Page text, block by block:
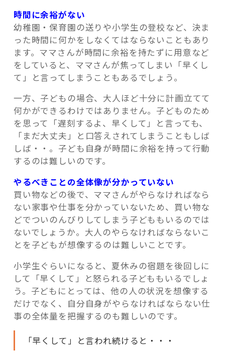
時間に余裕がない
幼稚園・保育園の送りや小学生の登校など、決ま
った時間に何かをしなくてはならないこともあり
ます。ママさんが時間に余裕を持たずに用意など
をしていると、ママさんが焦ってしまい「早くし
て」と言ってしまうこともあるでしょう。
一方、子どもの場合、大人ほど十分に計画立てて
何かができるわけではありません。子どものため
を思って「遅刻するよ、早くして」と言っても、
「まだ大丈夫」と口答えされてしまうこともしば
しば・・。子ども自身が時間に余裕を持って行動
するのは難しいのです。
やるべきことの全体像が分かっていない
買い物などの後で、ママさんがやらなければなら
ない家事や仕事を分かっていないため、買い物な
どでついのんびりしてしまう子どももいるのでは
ないでしょうか。大人のやらなければならないこ
とを子どもが想像するのは難しいことです。
小学生ぐらいになると、夏休みの宿題を後回しに
して「早くして」と怒られる子どももいるでしょ
う。子どもにとっては、他の人の状況を想像する
だけでなく、自分自身がやらなければならない仕
事の全体量を把握するのも難しいのです。
「早くして」と言われ続けると・・・